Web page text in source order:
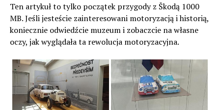
Ten artykuł to tylko początek przygody z Škodą 1000
MB. Jeśli jesteście zainteresowani motoryzacją i historią,
koniecznie odwiedźcie muzeum i zobaczcie na własne
oczy, jak wyglądała ta rewolucja motoryzacyjna.